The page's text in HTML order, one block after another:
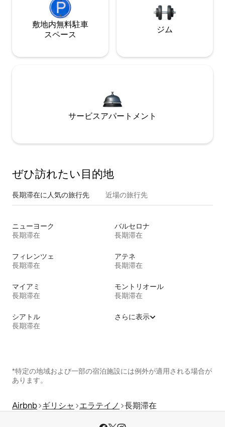
敷地内無料駐⁠車
ス⁠ペ⁠ー⁠ス
ジム
サービスアパートメント
ぜひ訪⁠れ⁠た⁠い目⁠的⁠地
長期滞在に人気の旅行先 近場の旅行先
ニューヨーク
長期滞在
バルセロナ
長期滞在
フィレンツェ
長期滞在
アテネ
長期滞在
マイアミ
長期滞在
モントリオール
長期滞在
シアトル
長期滞在
さらに表示
*特定の地域および一部の宿泊施設には例外が適用される場合が
あります。
Airbnb ギリシャ エラテイノ 長期滞在